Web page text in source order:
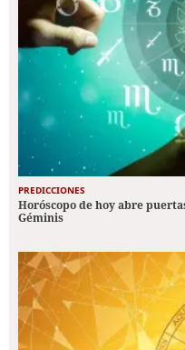
PREDICCIONES
Horóscopo de hoy abre
Géminis